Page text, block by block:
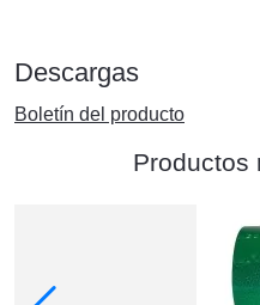
Descargas
Boletín del producto
Productos